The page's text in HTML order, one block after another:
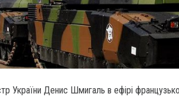
України Денис Шмигаль в ефірі